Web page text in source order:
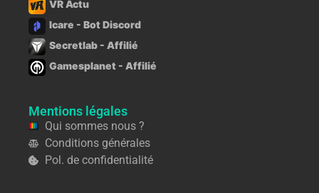
VR Actu
Icare - Bot Discord
Secretlab - Affilié
Gamesplanet - Affilié
Mentions légales
Qui sommes nous ?
Conditions générales
Pol. de confidentialité